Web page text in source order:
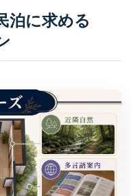
泊に求める